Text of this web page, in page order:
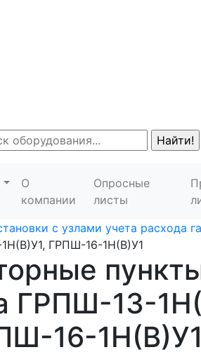
О
компании
Опросные
листы
с узлами учета расхода
ГРПШ-16-1Н(В)У1
ГРПШ-13-
16-1Н(В)У1